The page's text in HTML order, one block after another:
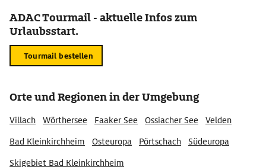
ADAC Tourmail - aktuelle Infos zum
Urlaubsstart.
Tourmail bestellen
Orte und Regionen in der Umgebung
Villach Wörthersee Faaker See Ossiacher See
Velden
Bad Kleinkirchheim
Osteuropa Pörtschach
Südeuropa
Skigebiet Bad Kleinkirchheim